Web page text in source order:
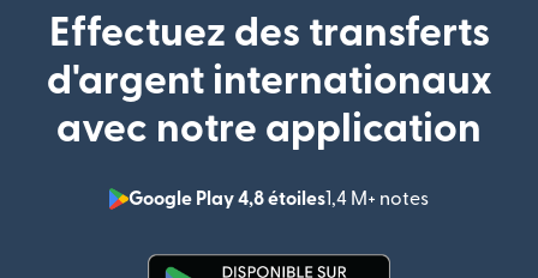
Effectuez des transferts
d'argent internationaux
avec notre application
Google Play 4,8 étoiles1,4 M+ notes